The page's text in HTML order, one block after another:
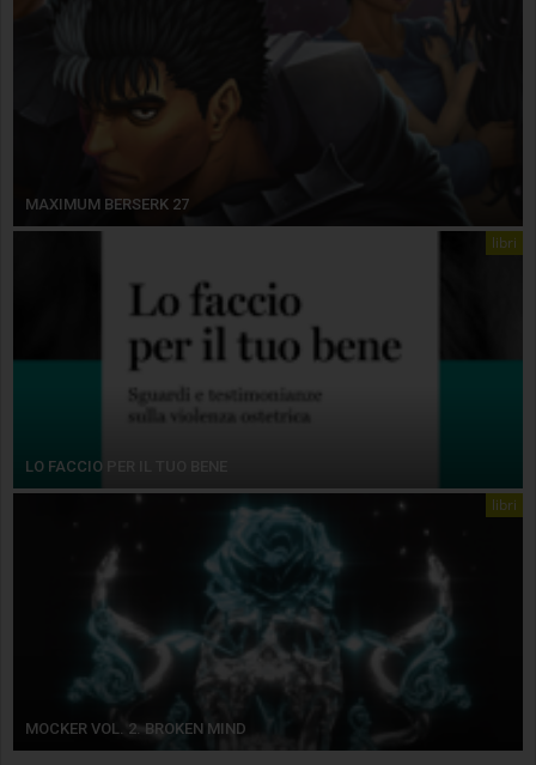
MAXIMUM BERSERK 27
libri
LO FACCIO PER IL TUO BENE
libri
MOCKER VOL. 2. BROKEN MIND